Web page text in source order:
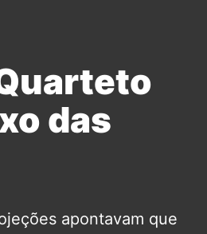
das
apontavam que